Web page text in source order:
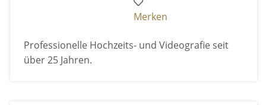
Merken
Professionelle Hochzeits- und Videografie seit
über 25 Jahren.